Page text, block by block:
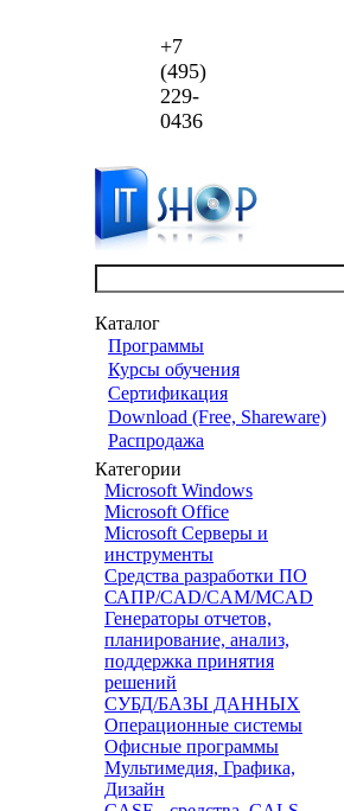
+7
(495)
229-
0436
Каталог
Программы
Курсы обучения
Сертификация
Download (Free, Shareware)
Распродажа
Категории
Microsoft Windows
Microsoft Office
Microsoft Серверы и
инструменты
Средства разработки ПО
САПР/CAD/CAM/MCAD
Генераторы отчетов,
планирование, анализ,
поддержка принятия
решений
СУБД/БАЗЫ ДАННЫХ
Операционные системы
Офисные программы
Мультимедия, Графика,
Дизайн